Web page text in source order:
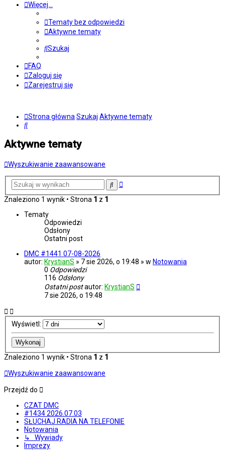
Więcej…
Tematy bez odpowiedzi
Aktywne tematy
Szukaj
FAQ
Zaloguj się
Zarejestruj się
Strona główna Szukaj Aktywne tematy
Szukaj
Aktywne tematy
Wyszukiwanie zaawansowane
SzukajWyszukiwanie
Znaleziono 1 wynik • Strona 1 z 1
Tematy
Odpowiedzi
Odsłony
Ostatni post
DMC #1441 07-08-2026
autor: KrystianS » 7 sie 2026, o 19:48 » w Notowania
0 Odpowiedzi
116 Odsłony
Ostatni postautor: KrystianS
7 sie 2026, o 19:48
Wyświetl:
Znaleziono 1 wynik • Strona 1 z 1
Wyszukiwanie zaawansowane
Przejdź do
CZAT DMC
#1434 2026.07.03
SŁUCHAJ RADIA NA TELEFONIE
Notowania
↳ Wywiady
Imprezy